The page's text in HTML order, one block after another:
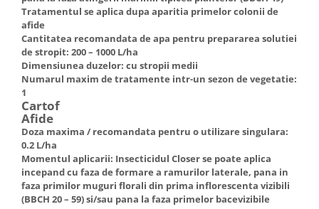
Tratamentul se aplica dupa aparitia primelor colonii de
afide
Cantitatea recomandata de apa pentru prepararea solutiei
de stropit: 200 – 1000 L/ha
Dimensiunea duzelor: cu stropii medii
Numarul maxim de tratamente intr-un sezon de vegetatie:
1
Cartof
Afide
Doza maxima / recomandata pentru o utilizare singulara:
0.2 L/ha
Momentul aplicarii: Insecticidul Closer se poate aplica
incepand cu faza de formare a ramurilor laterale, pana in
faza primilor muguri florali din prima inflorescenta vizibili
(BBCH 20 – 59) si/sau pana la faza primelor bacevizibile